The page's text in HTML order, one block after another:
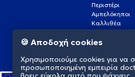
Περιστέρι
Αμπελόκηποι
Καλλιθέα
Γλυφάδα
Νέα Σμύρνη
🍪 Αποδοχή cookies
Χρησιμοποιούμε cookies για
προσωποποιημένη εμπειρία